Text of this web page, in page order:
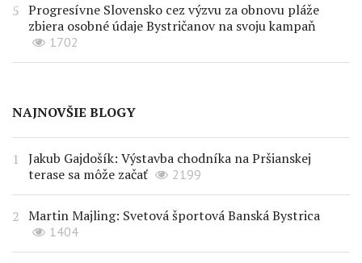
Progresívne Slovensko cez výzvu za obnovu pláže
zbiera osobné údaje Bystričanov na svoju kampaň
1702
NAJNOVŠIE BLOGY
Jakub Gajdošík: Výstavba chodníka na Pršianskej
terase sa môže začať
2199
Martin Majling: Svetová športová Banská Bystrica
1404